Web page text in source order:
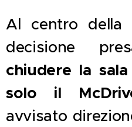
Al centro della
decisione
chiudere la
solo il
avvisato